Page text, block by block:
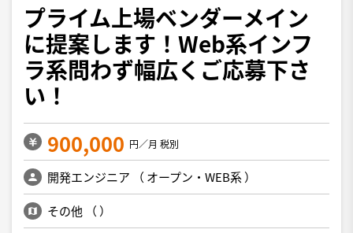
プライム上場ベンダーメイン
に提案します！Web系インフ
ラ系問わず幅広くご応募下さ
い！
900,000 円／月 税別
開発エンジニア （ オープン・WEB系）
その他 （ ）